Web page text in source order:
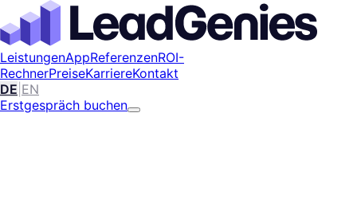
LeistungenAppReferenzenROI-
RechnerPreiseKarriereKontakt
DE EN
Erstgespräch buchen